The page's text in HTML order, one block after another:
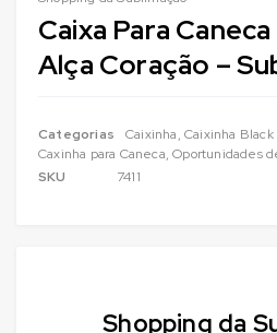
Shopping da
Caixa Para
Alça Coração –
Categorias Caixinha,Caixinha Black
Caxinha para Caneca,Oportunidades
SKU
7411